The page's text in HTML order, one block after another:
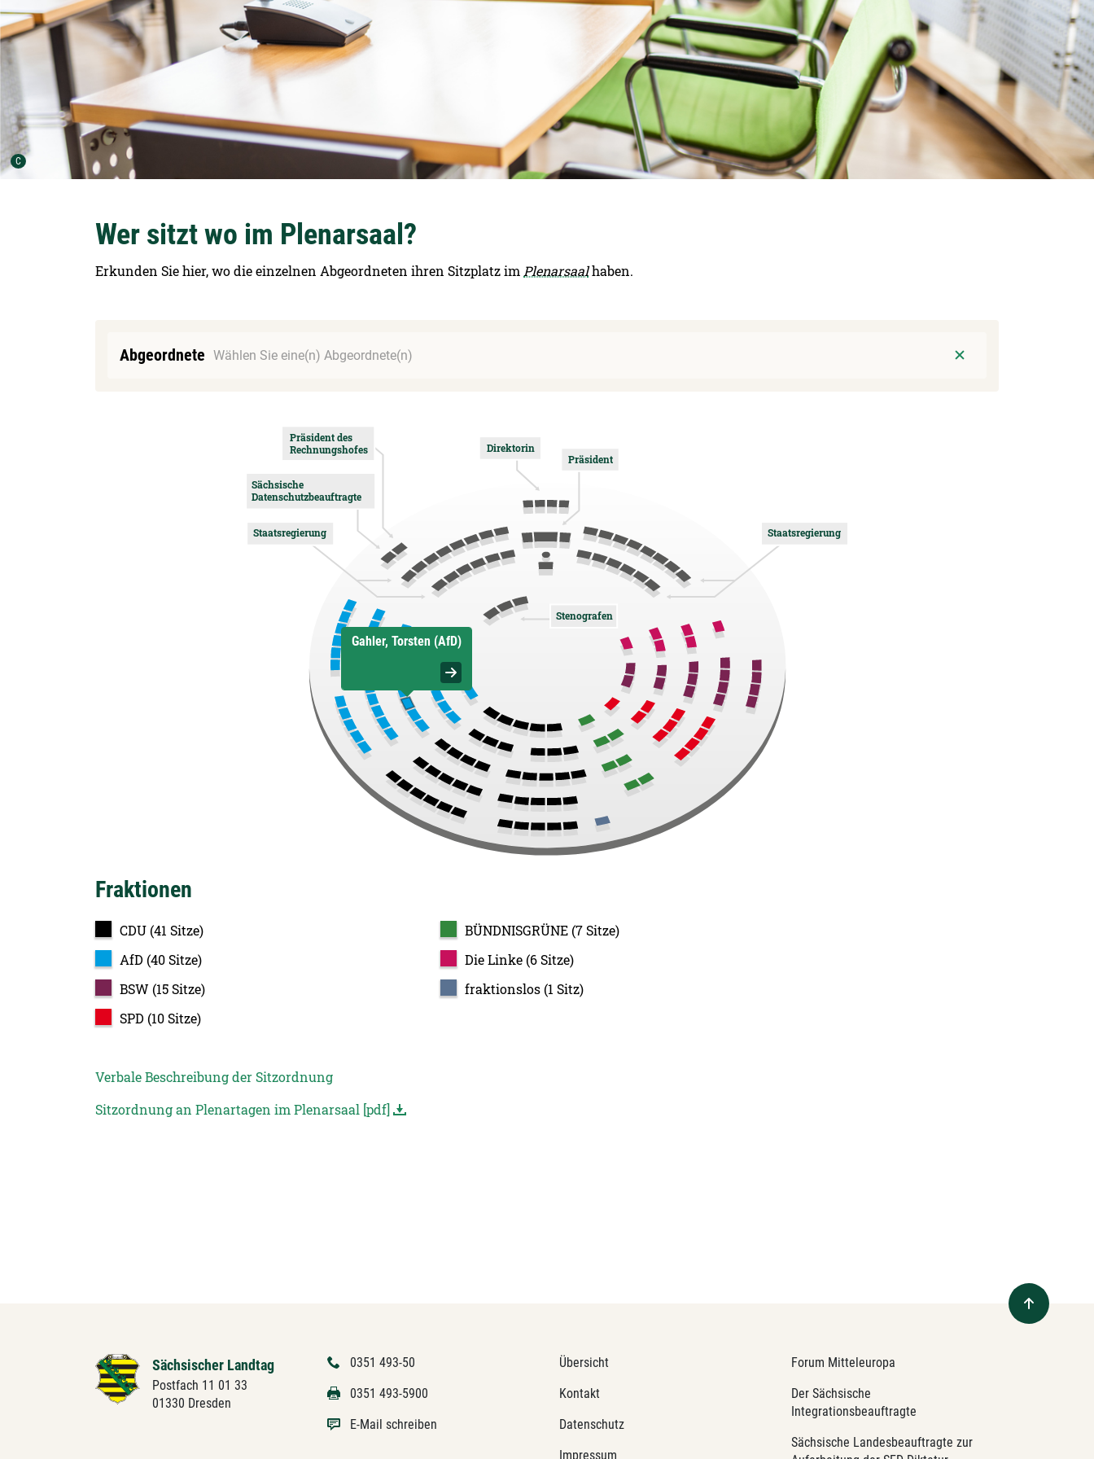
C Urheber der Grafik:
Wer sitzt wo im Plenarsaal?
Erkunden Sie hier, wo die einzelnen Abgeordneten ihren Sitzplatz im Plenarsaalhaben.
Abgeordnete Wählen Sie eine(n) Abgeordnete(n)
Sächsische
Datenschutzbeauftragte
Präsident des
Rechnungshofes
Direktorin
Präsident
Staatsregierung Staatsregierung
Stenografen
Fraktionen
CDU (41 Sitze)
AfD (40 Sitze)
BSW (15 Sitze)
SPD (10 Sitze)
BÜNDNISGRÜNE (7 Sitze)
Die Linke (6 Sitze)
fraktionslos (1 Sitz)
Verbale Beschreibung der Sitzordnung
Sitzordnung an Plenartagen im Plenarsaal [pdf]
Sächsischer Landtag
Postfach 11 01 33
01330 Dresden
0351 493-50
0351 493-5900
E-Mail schreiben
Übersicht
Kontakt
Datenschutz
Impressum
Forum Mitteleuropa
Der Sächsische
Integrationsbeauftragte
Sächsische Landesbeauftragte zur
Gahler, Torsten (AfD)